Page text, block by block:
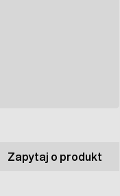
Zapytaj o produkt